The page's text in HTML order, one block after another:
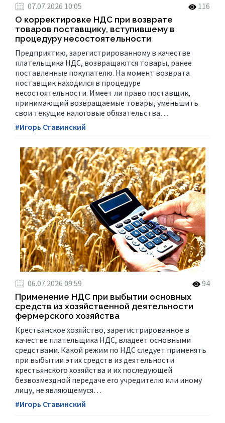
07.07.2026 10:05
116
О корректировке НДС при возврате
товаров поставщику, вступившему в
процедуру несостоятельности
Предприятию, зарегистрированному в качестве
плательщика НДС, возвращаются товары, ранее
поставленные покупателю. На момент возврата
поставщик находился в процедуре
несостоятельности. Имеет ли право поставщик,
принимающий возвращаемые товары, уменьшить
свои текущие налоговые обязательства…
#Игорь Ставинский
06.07.2026 09:59
94
Применение НДС при выбытии основных
средств из хозяйственной деятельности
фермерского хозяйства
Крестьянское хозяйство, зарегистрированное в
качестве плательщика НДС, владеет основными
средствами. Какой режим по НДС следует применять
при выбытии этих средств из деятельности
крестьянского хозяйства и их последующей
безвозмездной передаче его учредителю или иному
лицу, не являющемуся…
#Игорь Ставинский